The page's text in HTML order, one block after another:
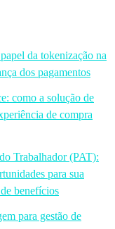
da tokenização na
dos pagamentos
como a solução de
de compra
Trabalhador (PAT):
para sua
benefícios
para gestão de